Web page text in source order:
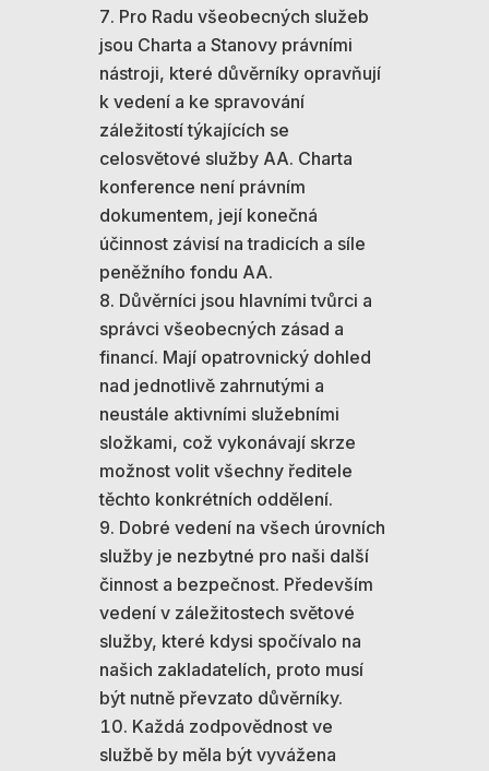
Pro Radu všeobecných služeb
jsou Charta a Stanovy právními
nástroji, které důvěrníky opravňují
k vedení a ke spravování
záležitostí týkajících se
celosvětové služby AA. Charta
konference není právním
dokumentem, její konečná
účinnost závisí na tradicích a síle
peněžního fondu AA.
Důvěrníci jsou hlavními tvůrci a
správci všeobecných zásad a
financí. Mají opatrovnický dohled
nad jednotlivě zahrnutými a
neustále aktivními služebními
složkami, což vykonávají skrze
možnost volit všechny ředitele
těchto konkrétních oddělení.
Dobré vedení na všech úrovních
služby je nezbytné pro naši další
činnost a bezpečnost. Především
vedení v záležitostech světové
služby, které kdysi spočívalo na
našich zakladatelích, proto musí
být nutně převzato důvěrníky.
Každá zodpovědnost ve
službě by měla být vyvážena